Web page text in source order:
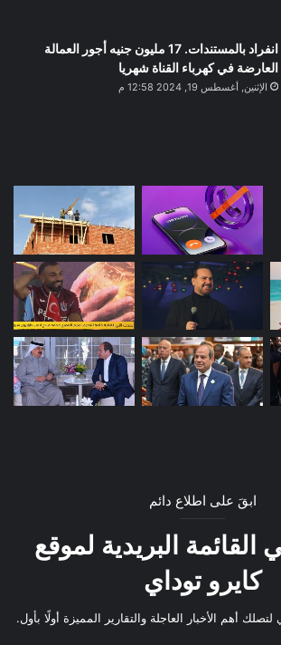
انفراد بالمستندات. 17 مليون جنيه أجور العمالة
العارضة في كهرباء القناة شهريا
الإثنين, أغسطس 19, 2024 12:58 م
ابقَ على اطلاع دائم
البريدية لموقع
كايرو توداي
أهم الأخبار العاجلة والتقارير المميزة أولًا بأول.